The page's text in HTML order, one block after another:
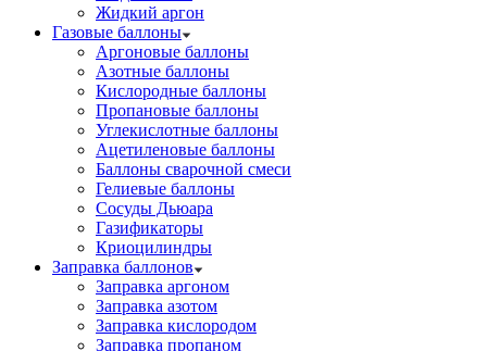
Жидкий аргон
Газовые баллоны
Аргоновые баллоны
Азотные баллоны
Кислородные баллоны
Пропановые баллоны
Углекислотные баллоны
Ацетиленовые баллоны
Баллоны сварочной смеси
Гелиевые баллоны
Сосуды Дьюара
Газификаторы
Криоцилиндры
Заправка баллонов
Заправка аргоном
Заправка азотом
Заправка кислородом
Заправка пропаном